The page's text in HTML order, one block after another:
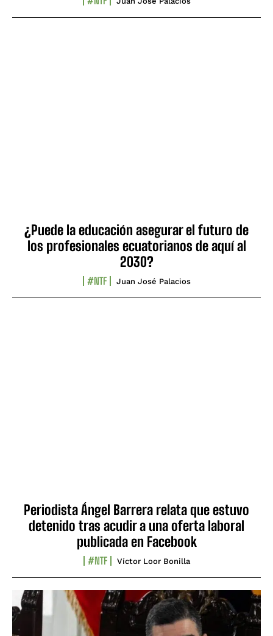
¿Puede la educación asegurar el futuro de
los profesionales ecuatorianos de aquí al
2030?
#NTF Juan José Palacios
Periodista Ángel Barrera relata que estuvo
detenido tras acudir a una oferta laboral
publicada en Facebook
#NTF Víctor Loor Bonilla